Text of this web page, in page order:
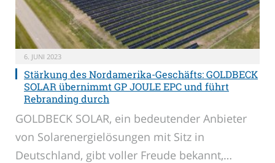
6. JUNI 2023
Stärkung des Nordamerika-Geschäfts: GOLDBECK
SOLAR übernimmt GP JOULE EPC und führt
Rebranding durch
GOLDBECK SOLAR, ein bedeutender Anbieter
von Solarenergielösungen mit Sitz in
Deutschland, gibt voller Freude bekannt,…